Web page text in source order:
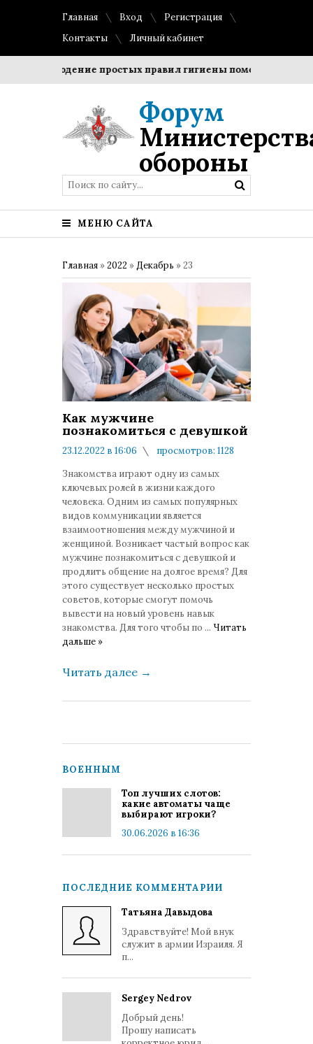
Главная Вход
Регистрация
Контакты
Личный кабинет
Соблюдение простых правил гигиены помогает
Форум
обороны
МЕНЮ САЙТА
Главная »2022 »Декабрь »23
Как мужчине
познакомиться с девушкой
23.12.2022 в 16:06
просмотров: 1128
Знакомства играют одну из самых
ключевых ролей в жизни каждого
человека. Одним из самых популярных
видов коммуникации является
взаимоотношения между мужчиной и
женщиной. Возникает частый вопрос как
мужчине познакомиться с девушкой и
продлить общение на долгое время? Для
этого существует несколько простых
советов, которые смогут помочь
вывести на новый уровень навык
знакомства. Для того чтобы по ... Читать
дальше »
Читать далее →
ВОЕННЫМ
Топ лучших слотов:
какие автоматы чаще
выбирают игроки?
30.06.2026 в 16:36
ПОСЛЕДНИЕ КОММЕНТАРИИ
Татьяна Давыдова
Здравствуйте! Мой внук
служит в армии Израиля. Я
п...
Sergey Nedrov
Добрый день!
Прошу написать